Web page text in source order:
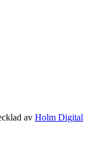
av Holm Digital